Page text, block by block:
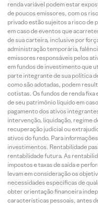
renda variável podem estar
de poucos emissores, com os
privado estão sujeitos a risco de
em caso de eventos que
de sua carteira, inclusive por
administração temporária,
emissores responsáveis pelos
em fundos de investimento que
parte integrante de sua política
como são adotadas, podem
cotistas. Os fundos de renda
de seu patrimônio líquido em
pagamento dos ativos
intervenção, liquidação, regime
recuperação judicial ou
ativos do fundo. Para
investimentos. Rentabilidade
rentabilidade futura. As
impostos e taxas de saída e
levam em consideração os
necessidades específicas de
obter orientação financeira
características pessoais, antes